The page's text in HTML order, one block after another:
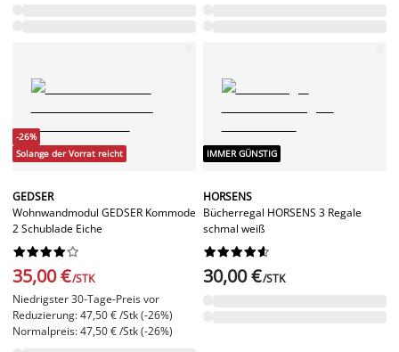
-26%
Solange der Vorrat reicht
GEDSER
Wohnwandmodul GEDSER Kommode
2 Schublade Eiche






35,00 €/STK
Niedrigster 30-Tage-Preis vor
Reduzierung: 47,50 € /Stk (-26%)
Normalpreis: 47,50 € /Stk (-26%)
IMMER GÜNSTIG
HORSENS
Bücherregal HORSENS 3 Regale
schmal weiß






30,00 €/STK